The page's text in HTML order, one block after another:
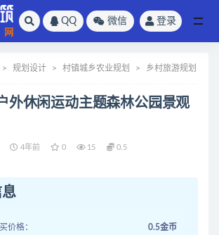
QQ 微信 登录
规划设计 村镇城乡农业规划 乡村旅游规划
外休闲运动主题森林公园景观
4年前 0 15 0.5
价格： 0.5金币